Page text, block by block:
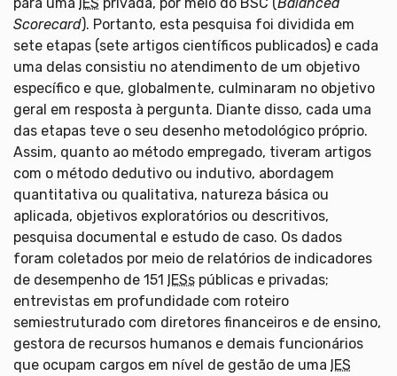
Scorecard). Portanto, esta pesquisa foi dividida em
sete etapas (sete artigos científicos publicados) e cada
uma delas consistiu no atendimento de um objetivo
específico e que, globalmente, culminaram no objetivo
geral em resposta à pergunta. Diante disso, cada uma
das etapas teve o seu desenho metodológico próprio.
Assim, quanto ao método empregado, tiveram artigos
com o método dedutivo ou indutivo, abordagem
quantitativa ou qualitativa, natureza básica ou
aplicada, objetivos exploratórios ou descritivos,
pesquisa documental e estudo de caso. Os dados
foram coletados por meio de relatórios de indicadores
de desempenho de 151 IESs públicas e privadas;
entrevistas em profundidade com roteiro
semiestruturado com diretores financeiros e de ensino,
gestora de recursos humanos e demais funcionários
que ocupam cargos em nível de gestão de uma IES